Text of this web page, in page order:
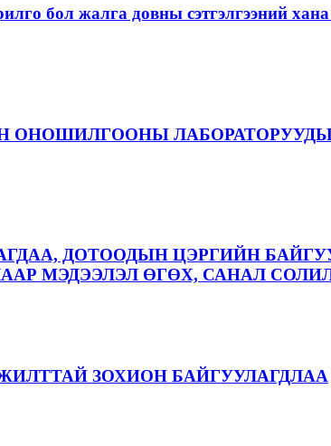
бол жалга довны сэтгэлгээний
ОНОШИЛГООНЫ
ДОТООДЫН ЦЭРГИЙН
МЭДЭЭЛЭЛ ӨГӨХ, САНАЛ
ЗОХИОН БАЙГУУЛАГДЛАА